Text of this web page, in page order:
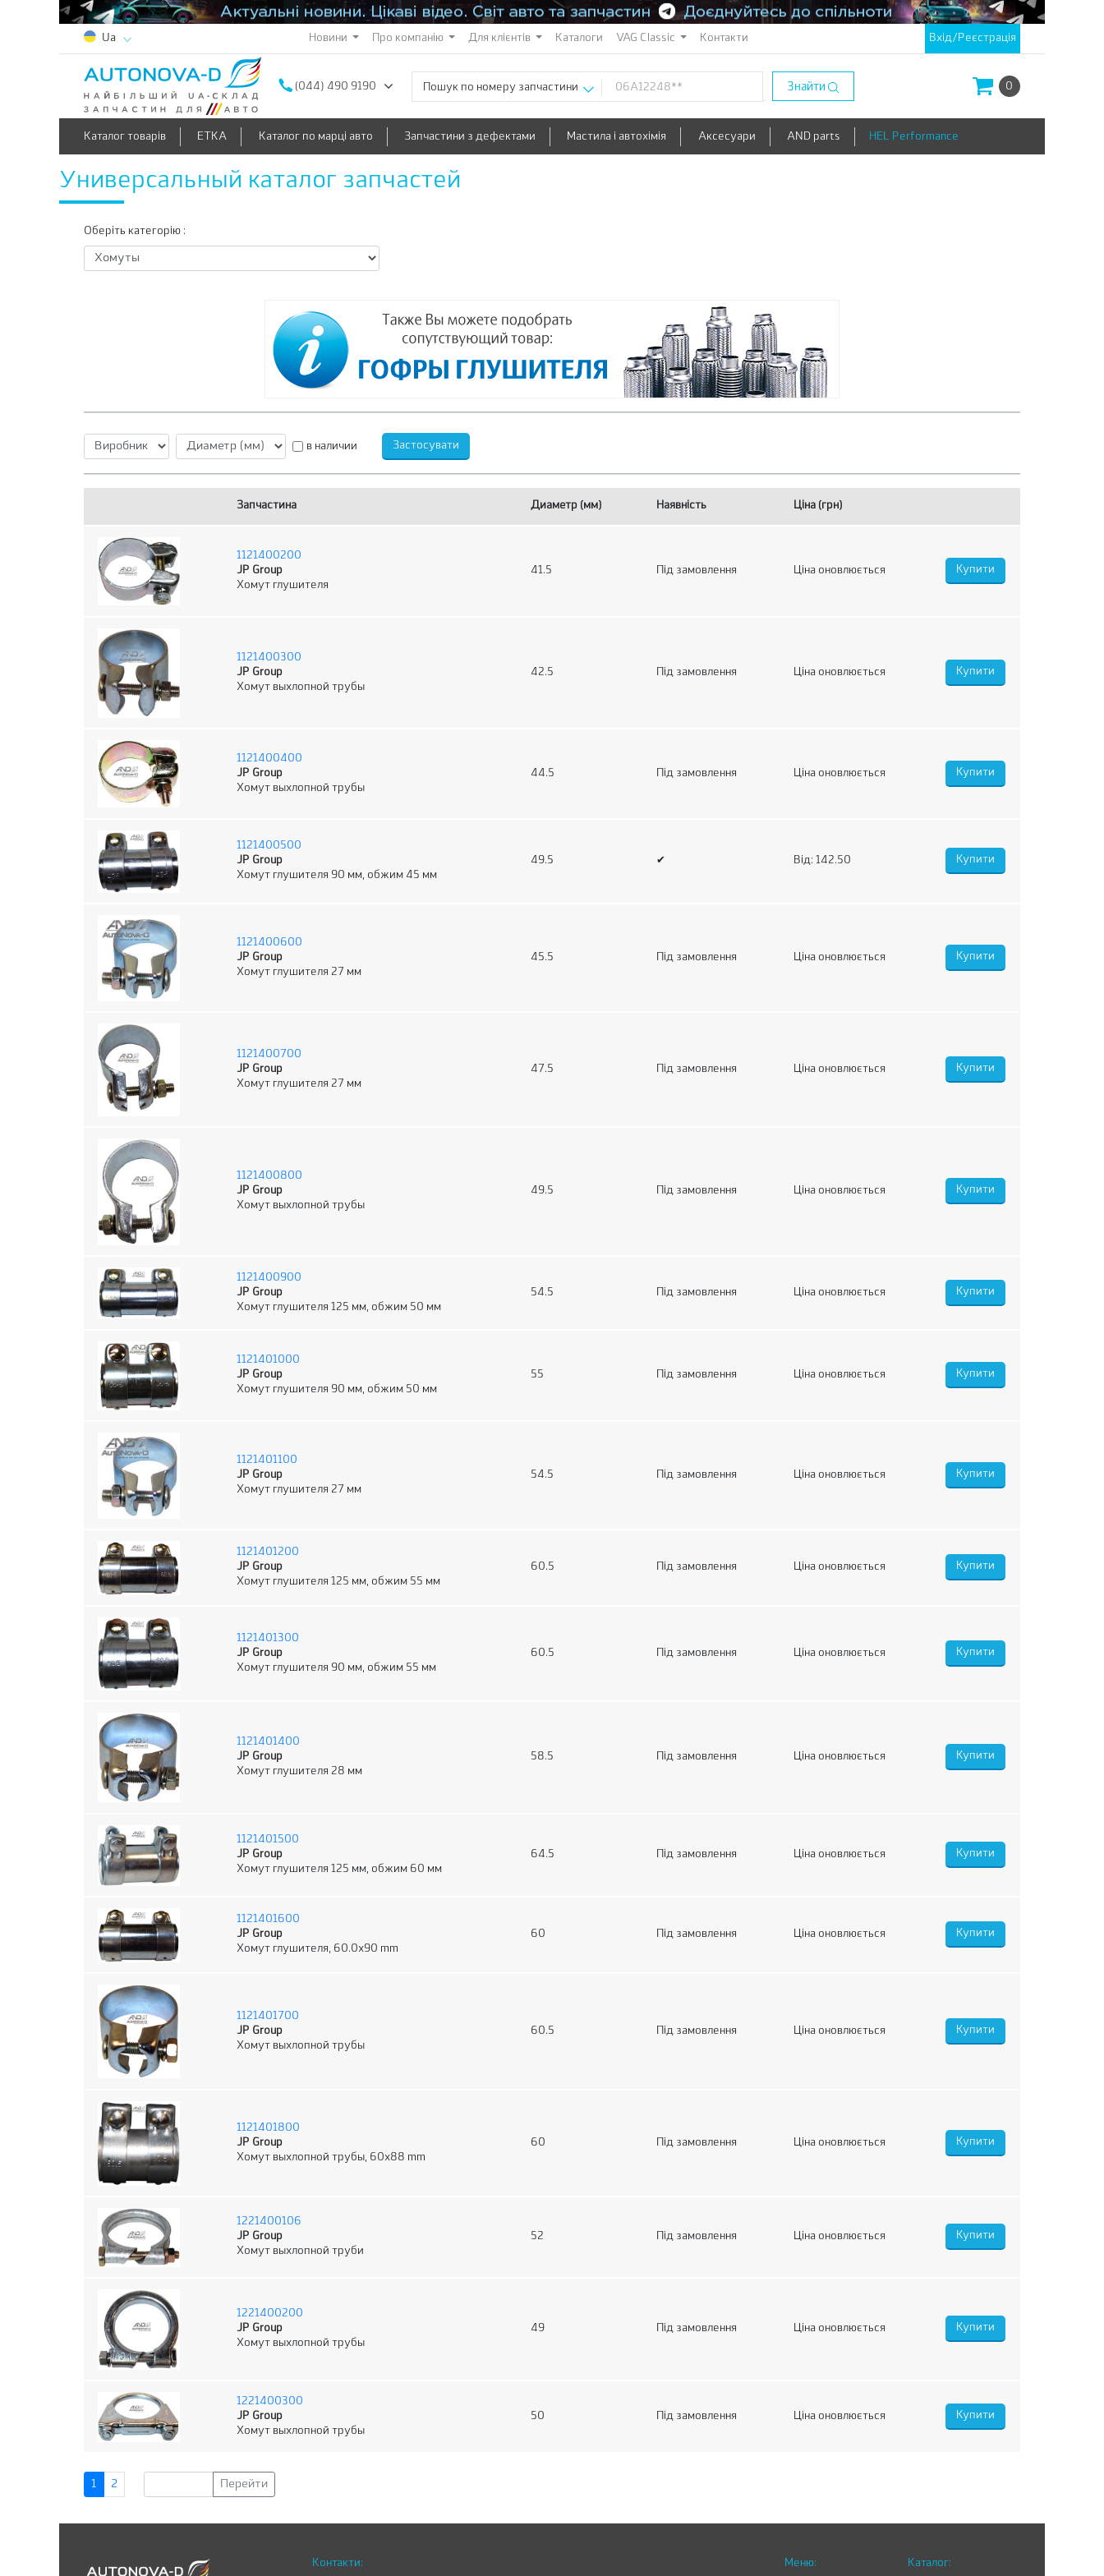
Ua Новини Про компанію Для клієнтів Каталоги VAG Classic Контакти Вхід/Реєстрація
(044) 490 9190 Пошук по номеру запчастини Знайти 0
Каталог товарів ETKA Каталог по марці авто Запчастини з дефектами Мастила і автохімія Аксесуари AND parts HEL Performance
Универсальный каталог запчастей
Оберіть категорію :
в наличии
Запчастина Диаметр (мм) Наявність Ціна (грн)
1121400200
JP Group
Хомут глушителя
41.5 Під замовлення Ціна оновлюється
1121400300
JP Group
Хомут выхлопной трубы
42.5 Під замовлення Ціна оновлюється
1121400400
JP Group
Хомут выхлопной трубы
44.5 Під замовлення Ціна оновлюється
1121400500
JP Group
Хомут глушителя 90 мм, обжим 45 мм
49.5 ✔ Від: 142.50
1121400600
JP Group
Хомут глушителя 27 мм
45.5 Під замовлення Ціна оновлюється
1121400700
JP Group
Хомут глушителя 27 мм
47.5 Під замовлення Ціна оновлюється
1121400800
JP Group
Хомут выхлопной трубы
49.5 Під замовлення Ціна оновлюється
1121400900
JP Group
Хомут глушителя 125 мм, обжим 50 мм
54.5 Під замовлення Ціна оновлюється
1121401000
JP Group
Хомут глушителя 90 мм, обжим 50 мм
55 Під замовлення Ціна оновлюється
1121401100
JP Group
Хомут глушителя 27 мм
54.5 Під замовлення Ціна оновлюється
1121401200
JP Group
Хомут глушителя 125 мм, обжим 55 мм
60.5 Під замовлення Ціна оновлюється
1121401300
JP Group
Хомут глушителя 90 мм, обжим 55 мм
60.5 Під замовлення Ціна оновлюється
1121401400
JP Group
Хомут глушителя 28 мм
58.5 Під замовлення Ціна оновлюється
1121401500
JP Group
Хомут глушителя 125 мм, обжим 60 мм
64.5 Під замовлення Ціна оновлюється
1121401600
JP Group
Хомут глушителя, 60.0x90 mm
60 Під замовлення Ціна оновлюється
1121401700
JP Group
Хомут выхлопной трубы
60.5 Під замовлення Ціна оновлюється
1121401800
JP Group
Хомут выхлопной трубы, 60x88 mm
60 Під замовлення Ціна оновлюється
1221400106
JP Group
Хомут выхлопной труби
52 Під замовлення Ціна оновлюється
1221400200
JP Group
Хомут выхлопной трубы
49 Під замовлення Ціна оновлюється
1221400300
JP Group
Хомут выхлопной трубы
50 Під замовлення Ціна оновлюється
1 2 Перейти
Контакти: Каталог:
Меню: